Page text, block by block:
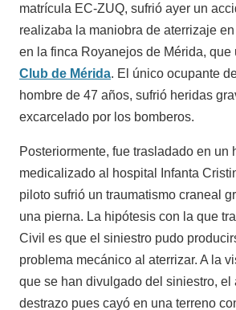
matrícula EC-ZUQ, sufrió ayer un
realizaba la maniobra de aterrizaje
en la finca Royanejos de Mérida, que
Club de Mérida. El único ocupante
hombre de 47 años, sufrió heridas
excarcelado por los bomberos.
Posteriormente, fue trasladado en un
medicalizado al hospital Infanta
piloto sufrió un traumatismo craneal
una pierna. La hipótesis con la que
Civil es que el siniestro pudo
problema mecánico al aterrizar. A la
que se han divulgado del siniestro, el
destrazo pues cayó en una terreno